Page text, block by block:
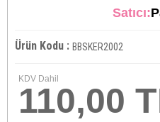
Satıcı:
Ürün Kodu : BBSKER2002
KDV Dahil
110,00